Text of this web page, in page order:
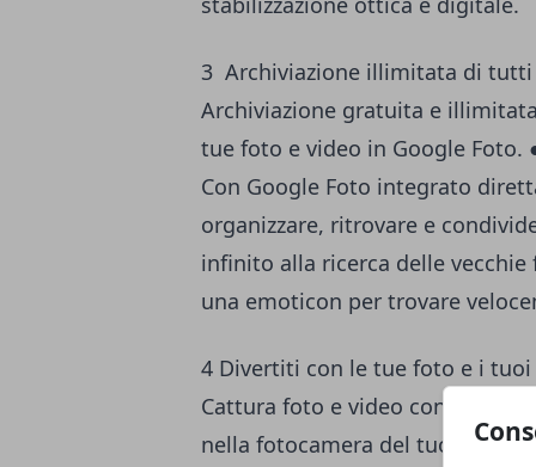
3 Archiviazione illimitata di
Archiviazione gratuita e
tue foto e video in Google Foto.
Con Google Foto integrato
organizzare, ritrovare e
infinito alla ricerca delle
una emoticon per trovare
4 Divertiti con le tue foto e i tuoi
Cattura foto e video con gli
nella fotocamera del tuo Pixel 2